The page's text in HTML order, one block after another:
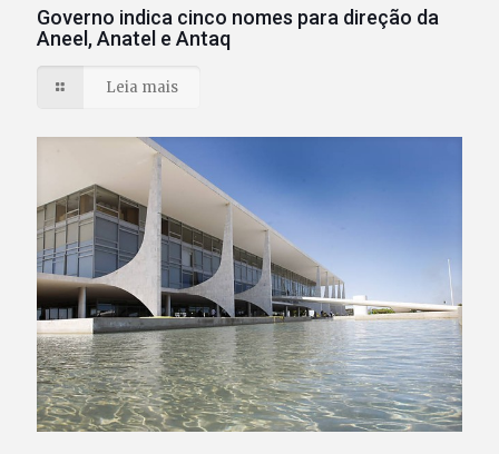
Governo indica cinco nomes para direção da
Aneel, Anatel e Antaq
Leia mais